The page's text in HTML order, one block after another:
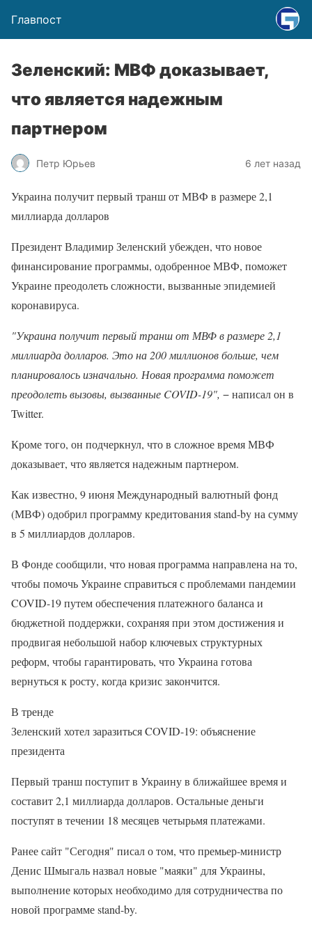
Главпост
Зеленский: МВФ доказывает,
что является надежным
партнером
Петр Юрьев 6 лет назад
Украина получит первый транш от МВФ в размере 2,1
миллиарда долларов
Президент Владимир Зеленский убежден, что новое
финансирование программы, одобренное МВФ, поможет
Украине преодолеть сложности, вызванные эпидемией
коронавируса.
"Украина получит первый транш от МВФ в размере 2,1
миллиарда долларов. Это на 200 миллионов больше, чем
планировалось изначально. Новая программа поможет
преодолеть вызовы, вызванные COVID-19", − написал он в
Twitter.
Кроме того, он подчеркнул, что в сложное время МВФ
доказывает, что является надежным партнером.
Как известно, 9 июня Международный валютный фонд
(МВФ) одобрил программу кредитования stand-by на сумму
в 5 миллиардов долларов.
В Фонде сообщили, что новая программа направлена на то,
чтобы помочь Украине справиться с проблемами пандемии
COVID-19 путем обеспечения платежного баланса и
бюджетной поддержки, сохраняя при этом достижения и
продвигая небольшой набор ключевых структурных
реформ, чтобы гарантировать, что Украина готова
вернуться к росту, когда кризис закончится.
В тренде
Зеленский хотел заразиться COVID-19: объяснение
президента
Первый транш поступит в Украину в ближайшее время и
составит 2,1 миллиарда долларов. Остальные деньги
поступят в течении 18 месяцев четырьмя платежами.
Ранее сайт "Сегодня" писал о том, что премьер-министр
Денис Шмыгаль назвал новые "маяки" для Украины,
выполнение которых необходимо для сотрудничества по
новой программе stand-by.